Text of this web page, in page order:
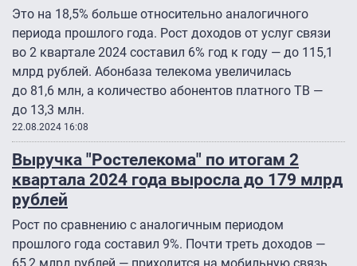
Это на 18,5% больше относительно аналогичного
периода прошлого года. Рост доходов от услуг связи
во 2 квартале 2024 составил 6% год к году — до 115,1
млрд рублей. Абонбаза телекома увеличилась
до 81,6 млн, а количество абонентов платного ТВ —
до 13,3 млн.
22.08.2024 16:08
Выручка "Ростелекома" по итогам 2
квартала 2024 года выросла до 179 млрд
рублей
Рост по сравнению с аналогичным периодом
прошлого года составил 9%. Почти треть доходов —